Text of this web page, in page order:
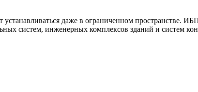
даже в ограниченном пространстве.
систем, инженерных комплексов зданий и систем